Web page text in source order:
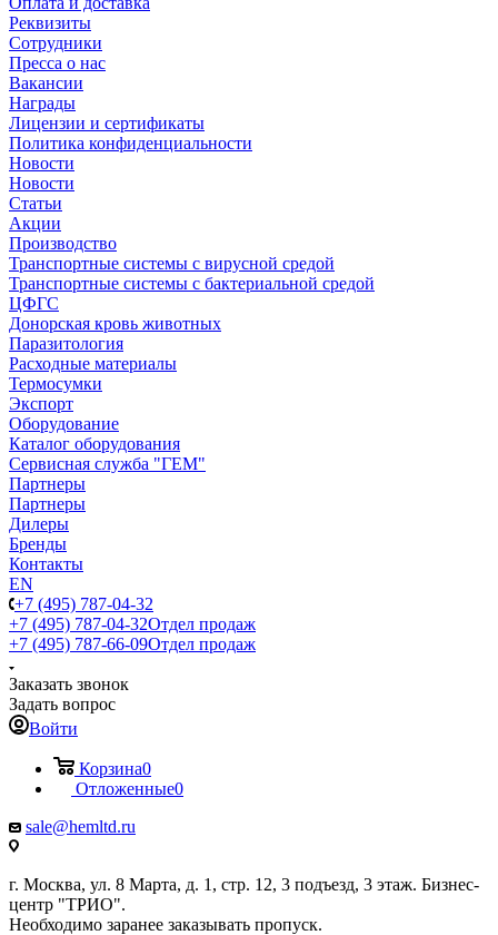
Реквизиты
Сотрудники
Пресса о нас
Вакансии
Награды
Лицензии и сертификаты
Политика конфиденциальности
Новости
Новости
Статьи
Акции
Производство
Транспортные системы с вирусной средой
Транспортные системы с бактериальной средой
ЦФГС
Донорская кровь животных
Паразитология
Расходные материалы
Термосумки
Экспорт
Оборудование
Каталог оборудования
Сервисная служба "ГЕМ"
Партнеры
Партнеры
Дилеры
Бренды
Контакты
EN
+7 (495) 787-04-32
+7 (495) 787-04-32Отдел продаж
+7 (495) 787-66-09Отдел продаж
Заказать звонок
Задать вопрос
Войти
Корзина0
Отложенные0
sale@hemltd.ru
г. Москва, ул. 8 Марта, д. 1, стр. 12, 3 подъезд, 3 этаж. Бизнес-
центр "ТРИО".
Необходимо заранее заказывать пропуск.